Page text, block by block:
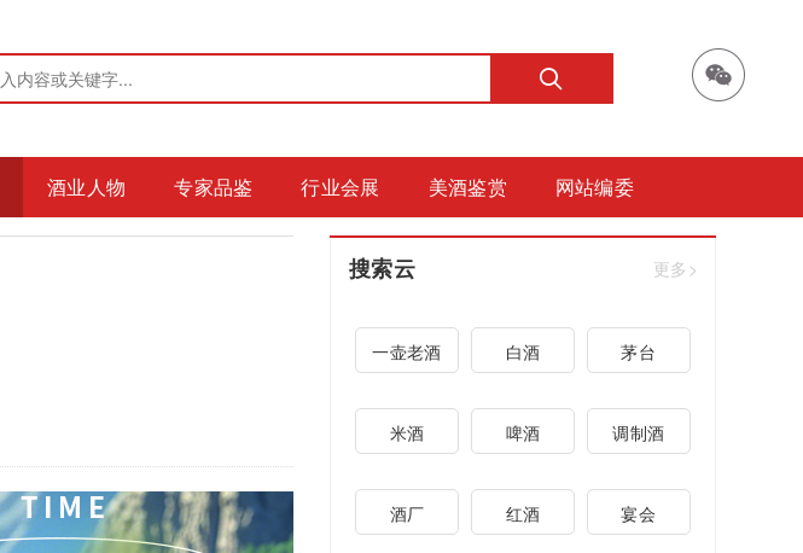
酒业人物 专家品鉴 行业会展 美酒鉴赏 网站编委
搜索云 更多>
一壶老酒 白酒 茅台
米酒 啤酒 调制酒
酒厂 红酒 宴会